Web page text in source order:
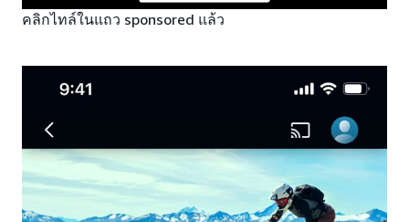
คลิกไทล์ในแถว sponsored แล้ว